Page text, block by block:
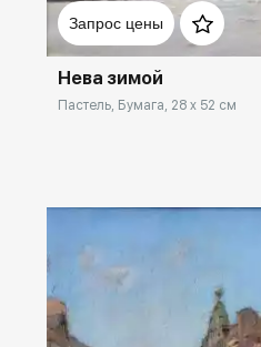
Запрос цены
Нева зимой
Пастель, Бумага, 28 x 52 см